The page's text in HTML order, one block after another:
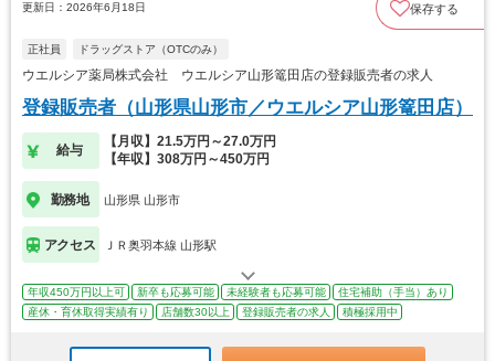
更新日：2026年6月18日 保存する
正社員 ドラッグストア（OTCのみ）
ウエルシア薬局株式会社 ウエルシア山形篭田店の登録販売者の求人
登録販売者（山形県山形市／ウエルシア山形篭田店）
給与
【月収】21.5万円～27.0万円
【年収】308万円～450万円
勤務地 山形県 山形市
アクセス ＪＲ奥羽本線 山形駅
年収450万円以上可 新卒も応募可能 未経験者も応募可能
住宅補助（手当）あり
産休・育休取得実績有り
店舗数30以上 登録販売者の求人 積極採用中